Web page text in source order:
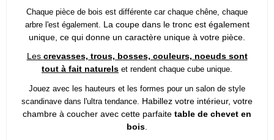
Chaque pièce de bois est différente car chaque chêne, chaque
arbre l'est également. La coupe dans le tronc est également
unique, ce qui donne un caractère unique à votre pièce.
Les crevasses, trous, bosses, couleurs, noeuds sont
tout à fait naturels et rendent chaque cube unique.
Jouez avec les hauteurs et les formes pour un salon de style
scandinave dans l'ultra tendance. Habillez votre intérieur, votre
chambre à coucher avec cette parfaite table de chevet en
bois